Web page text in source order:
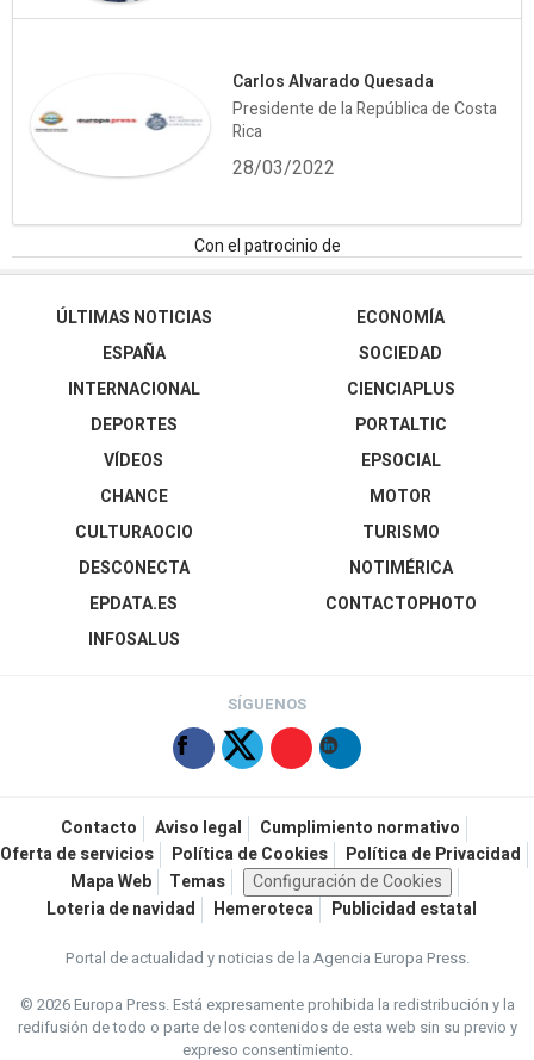
Carlos Alvarado Quesada
Presidente de la República de Costa
Rica
28/03/2022
Con el patrocinio de
ÚLTIMAS NOTICIAS
ESPAÑA
INTERNACIONAL
DEPORTES
VÍDEOS
ECONOMÍA
SOCIEDAD
CIENCIAPLUS
PORTALTIC
EPSOCIAL
CHANCE
CULTURAOCIO
DESCONECTA
EPDATA.ES
INFOSALUS
MOTOR
TURISMO
NOTIMÉRICA
CONTACTOPHOTO
SÍGUENOS
Contacto Aviso legal
Cumplimiento normativo
Oferta de servicios
Política de Cookies
Política de Privacidad
Mapa Web
Temas
Configuración de Cookies
Loteria de navidad
Hemeroteca Publicidad estatal
Portal de actualidad y noticias de la Agencia Europa Press.
© 2026 Europa Press.Está expresamente prohibida la redistribución y la
redifusión de todo o parte de los contenidos de esta web sin su previo y
expreso consentimiento.